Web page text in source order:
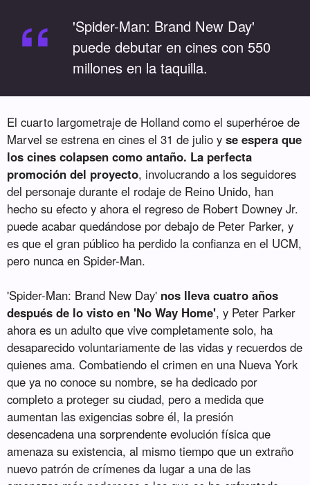
“
'Spider-Man: Brand New Day'
puede debutar en cines con 550
millones en la taquilla.
El cuarto largometraje de Holland como el superhéroe de
Marvel se estrena en cines el 31 de julio yse espera que
los cines colapsen como antaño. La perfecta
promoción del proyecto, involucrando a los seguidores
del personaje durante el rodaje de Reino Unido, han
hecho su efecto y ahora el regreso de Robert Downey Jr.
puede acabar quedándose por debajo de Peter Parker, y
es que el gran público ha perdido la confianza en el UCM,
pero nunca en Spider-Man.
'Spider-Man: Brand New Day' nos lleva cuatro años
después de lo visto en 'No Way Home', y Peter Parker
ahora es un adulto que vive completamente solo, ha
desaparecido voluntariamente de las vidas y recuerdos de
quienes ama. Combatiendo el crimen en una Nueva York
que ya no conoce su nombre, se ha dedicado por
completo a proteger su ciudad, pero a medida que
aumentan las exigencias sobre él, la presión
desencadena una sorprendente evolución física que
amenaza su existencia, al mismo tiempo que un extraño
nuevo patrón de crímenes da lugar a una de las